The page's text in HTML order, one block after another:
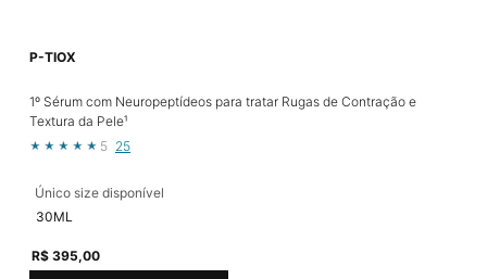
P-TIOX
1º Sérum com Neuropeptídeos para tratar Rugas de Contração e
Textura da Pele¹
5 25
Único size disponível
30ML
R$ 395,00